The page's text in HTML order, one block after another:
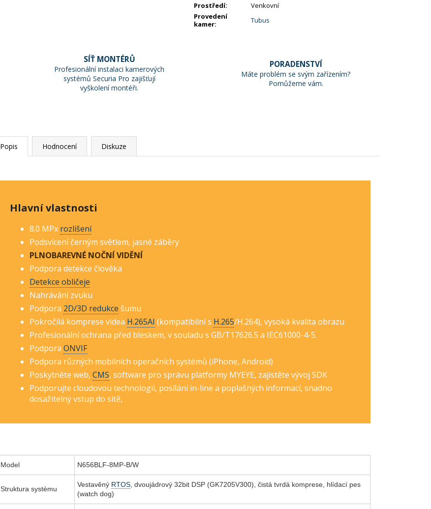
Prostředí:
Venkovní
Provedení
kamer: Tubus
SÍŤ MONTÉRŮ
Profesionální instalaci kamerových
systémů Securia Pro zajišťují
vyškolení montéři.
PORADENSTVÍ
Máte problém se svým zařízením?
Pomůžeme vám.
Popis Hodnocení Diskuze
Hlavní vlastnosti
8.0 MPx rozlišení
Podsvícení černým světlem, jasné záběry
PLNOBAREVNÉ NOČNÍ VIDĚNÍ
Podpora detekce člověka
Detekce obličeje
Nahrávání zvuku
Podpora 2D/3D redukce šumu
Pokročilá komprese videa H.265AI (kompatibilní s H.265/H.264), vysoká kvalita obrazu
Profesionální ochrana před bleskem, v souladu s GB/T17626.5 a IEC61000-4-5.
Podpora ONVIF
Podpora různých mobilních operačních systémů (iPhone, Android)
Poskytněte web, CMS, software pro správu platformy MYEYE, zajistěte vývoj SDK
Podporujte cloudovou technologii, posílání in-line a poplašných informací, snadno
dosažitelný vstup do sítě,
Model N656BLF-8MP-B/W
Struktura systému
Vestavěný RTOS, dvoujádrový 32bit DSP (GK7205V300), čistá tvrdá komprese, hlídací pes
(watch dog)